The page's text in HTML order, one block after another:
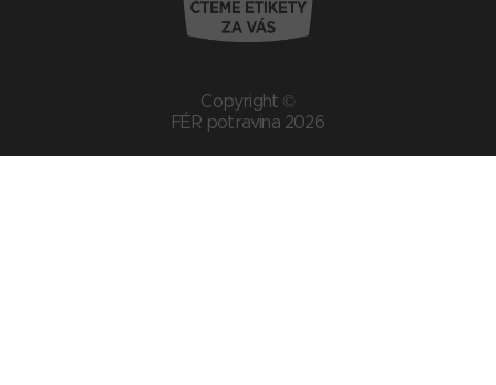
Copyright ©
FÉR potravina 2026